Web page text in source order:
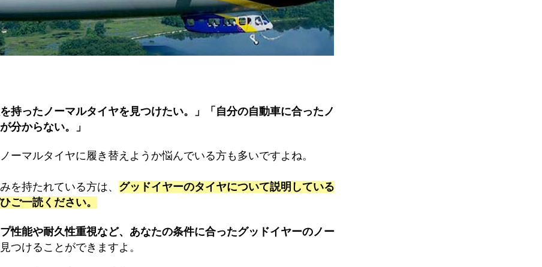
を持ったノーマルタイヤを見つけたい。」「自分の自動車に合ったノ
分からない。」
ーマルタイヤに履き替えようか悩んでいる方も多いですよね。
を持たれている方は、 グッドイヤーのタイヤについて説明している
ご一読ください。
性能や耐久性重視など、あなたの条件に合ったグッドイヤーのノー
つけることができますよ。